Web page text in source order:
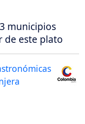
municipios
de este plato